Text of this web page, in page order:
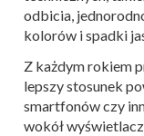
odbicia,
kolorów i spadki
Z każdym rokiem
lepszy stosunek
smartfonów czy
wokół